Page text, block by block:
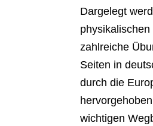
Dargelegt
zahlreiche
Seiten in
durch die
wichtigen